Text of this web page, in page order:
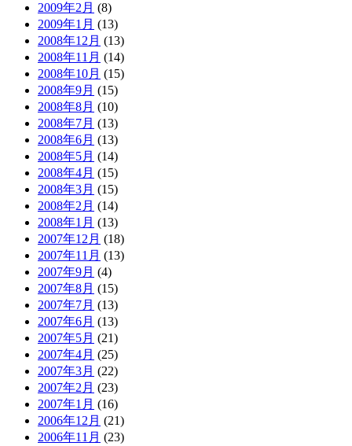
2009年2月 (8)
2009年1月 (13)
2008年12月 (13)
2008年11月 (14)
2008年10月 (15)
2008年9月 (15)
2008年8月 (10)
2008年7月 (13)
2008年6月 (13)
2008年5月 (14)
2008年4月 (15)
2008年3月 (15)
2008年2月 (14)
2008年1月 (13)
2007年12月 (18)
2007年11月 (13)
2007年9月 (4)
2007年8月 (15)
2007年7月 (13)
2007年6月 (13)
2007年5月 (21)
2007年4月 (25)
2007年3月 (22)
2007年2月 (23)
2007年1月 (16)
2006年12月 (21)
2006年11月 (23)